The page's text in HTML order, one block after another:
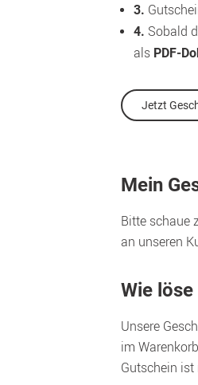
3.
4. Sobald
als PDF-
Jetzt
Mein
Bitte schaue
an unseren
Wie
Unsere
im
Gutschein